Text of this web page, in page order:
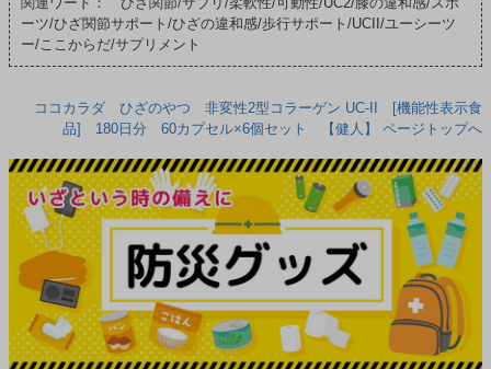
ーツ/ひざ関節サポート/ひざの違和感/歩行サポート/UCII/ユーシーツ
ー/ここからだ/サプリメント
ココカラダ ひざのやつ 非変性2型コラーゲン UC-II [機能性表示食
品] 180日分 60カプセル×6個セット 【健人】 ページトップへ